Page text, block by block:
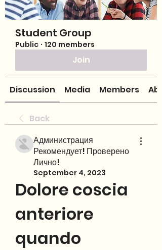
Student Group
Public · 120 members
Join
Discussion Media Members
Back
Администрация
Рекомендует! Проверено
Лично!
September 4, 2023
Dolore coscia
anteriore
quando